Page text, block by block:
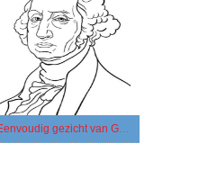
Eenvoudig gezicht van George Washington